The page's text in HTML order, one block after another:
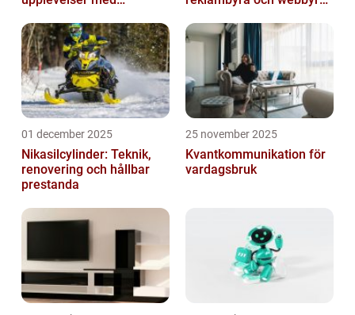
kommunikati...
01 december 2025
Nikasilcylinder: Teknik,
renovering och hållbar
prestanda
25 november 2025
Kvantkommunikation för
vardagsbruk